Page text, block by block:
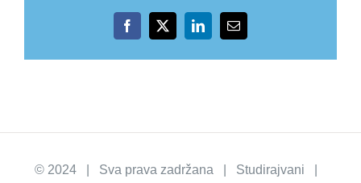
Facebook
X LinkedInEmail
© 2024 | Sva prava zadržana | Studirajvani |